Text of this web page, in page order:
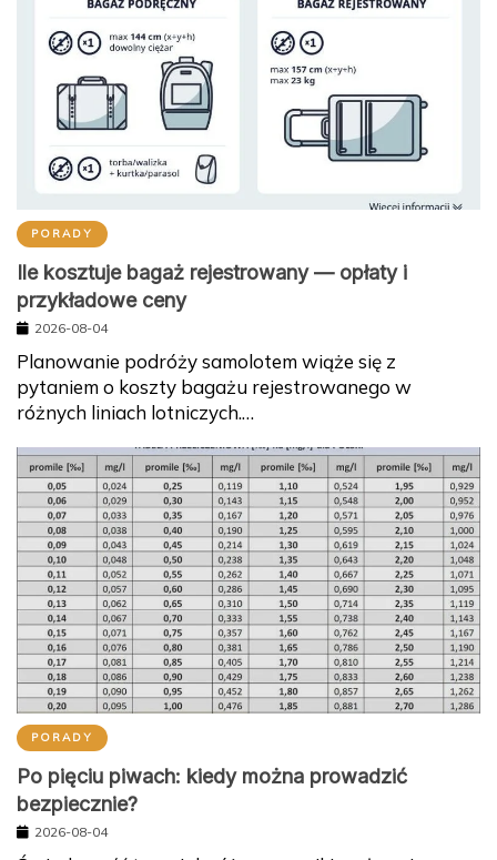
PORADY
Ile kosztuje bagaż rejestrowany — opłaty i
przykładowe ceny
2026-08-04
Planowanie podróży samolotem wiąże się z
pytaniem o koszty bagażu rejestrowanego w
różnych liniach lotniczych.…
PORADY
Po pięciu piwach: kiedy można prowadzić
bezpiecznie?
2026-08-04